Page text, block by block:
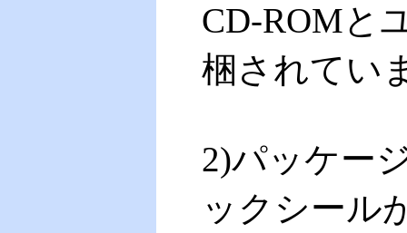
CD-ROMと
梱されてい
2)パッケー
ックシール